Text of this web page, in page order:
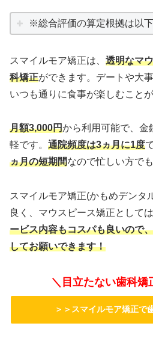
※総合評価の算定根拠は以
スマイルモア矯正は、 透明なマ
科矯正ができます。デートや大
いつも通りに食事が楽しむことが
月額3,000円から利用可能で、金
軽です。 通院頻度は3ヵ月に1度
ヵ月の短期間なので忙しい方で
スマイルモア矯正(かもめデンタ
良く、マウスピース矯正として
ービス内容もコスパも良いので
してお願いできます！
＼目立たない歯科矯
＞＞スマイルモア矯正で